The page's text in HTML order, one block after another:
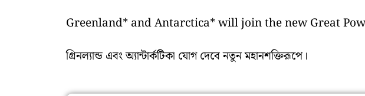
Greenland* and Antarctica* will join the new Great
গ্রিনল্যান্ড এবং অ্যান্টার্কটিকা যোগ দেবে নতুন মহানশক্তিরূপে।